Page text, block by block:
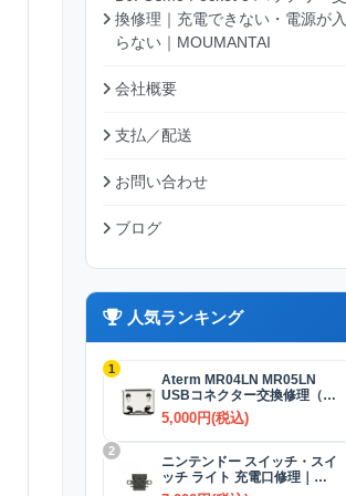
換修理｜充電できない・電源が入
らない｜MOUMANTAI
会社概要
支払／配送
お問い合わせ
ブログ
人気ランキング
1
Aterm MR04LN MR05LN
USBコネクター交換修理（充
電）
5,000円(税込)
2
ニンテンドー スイッチ・スイ
ッチ ライト 充電口修理｜
USB-Cコネクター 交換修理